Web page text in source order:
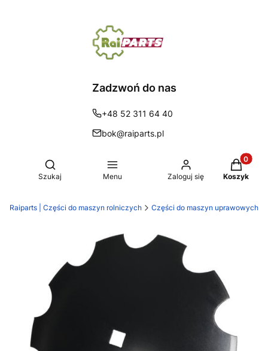
Zadzwoń do nas
+48 52 311 64 40
bok@raiparts.pl
Otwórz wyszukiwarkę
Szukaj Menu Zaloguj się Koszyk
Raiparts | Części do maszyn rolniczych Części do maszyn uprawowych